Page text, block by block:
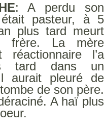
: A perdu son
pasteur, à 5
plus tard meurt
frère. La mère
réactionnaire l’a
tard dans un
aurait pleuré de
de son père.
A haï plus